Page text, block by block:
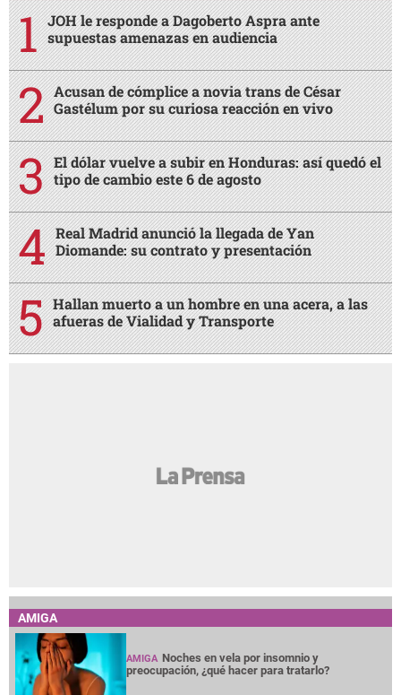
JOH le responde a Dagoberto Aspra ante
supuestas amenazas en audiencia
Acusan de cómplice a novia trans de César
Gastélum por su curiosa reacción en vivo
El dólar vuelve a subir en Honduras: así quedó el
tipo de cambio este 6 de agosto
Real Madrid anunció la llegada de Yan
Diomande: su contrato y presentación
Hallan muerto a un hombre en una acera, a las
afueras de Vialidad y Transporte
AMIGA
AMIGA Noches en vela por insomnio y
preocupación, ¿qué hacer para tratarlo?